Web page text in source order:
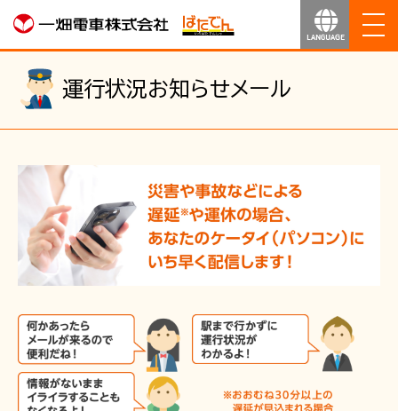
ホーム
運行のご案内
運賃のご案内
お得なきっぷ
サービス
沿線マップ
運行状況お知らせメール